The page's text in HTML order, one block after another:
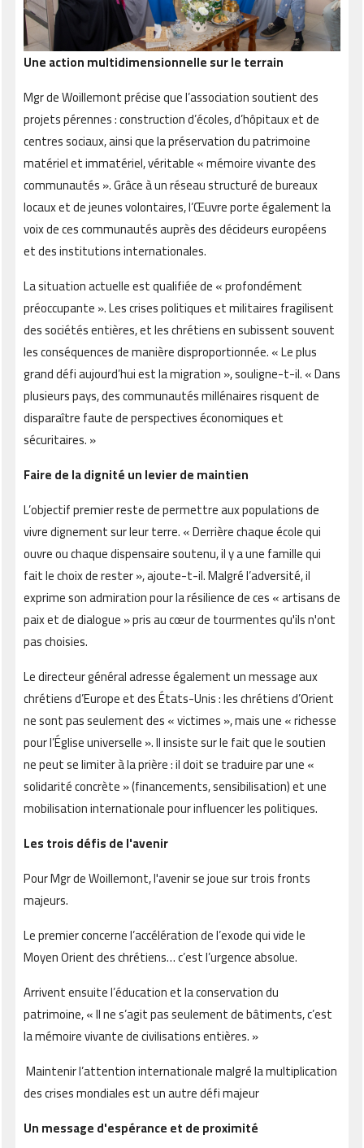
Une action multidimensionnelle sur le terrain
Mgr de Woillemont précise que l’association soutient des
projets pérennes : construction d’écoles, d’hôpitaux et de
centres sociaux, ainsi que la préservation du patrimoine
matériel et immatériel, véritable « mémoire vivante des
communautés ». Grâce à un réseau structuré de bureaux
locaux et de jeunes volontaires, l’Œuvre porte également la
voix de ces communautés auprès des décideurs européens
et des institutions internationales.
La situation actuelle est qualifiée de « profondément
préoccupante ». Les crises politiques et militaires fragilisent
des sociétés entières, et les chrétiens en subissent souvent
les conséquences de manière disproportionnée. « Le plus
grand défi aujourd’hui est la migration », souligne-t-il. « Dans
plusieurs pays, des communautés millénaires risquent de
disparaître faute de perspectives économiques et
sécuritaires. »
Faire de la dignité un levier de maintien
L’objectif premier reste de permettre aux populations de
vivre dignement sur leur terre. « Derrière chaque école qui
ouvre ou chaque dispensaire soutenu, il y a une famille qui
fait le choix de rester », ajoute-t-il. Malgré l’adversité, il
exprime son admiration pour la résilience de ces « artisans de
paix et de dialogue » pris au cœur de tourmentes qu'ils n'ont
pas choisies.
Le directeur général adresse également un message aux
chrétiens d’Europe et des États-Unis : les chrétiens d’Orient
ne sont pas seulement des « victimes », mais une « richesse
pour l’Église universelle ». Il insiste sur le fait que le soutien
ne peut se limiter à la prière : il doit se traduire par une «
solidarité concrète » (financements, sensibilisation) et une
mobilisation internationale pour influencer les politiques.
Les trois défis de l'avenir
Pour Mgr de Woillemont, l'avenir se joue sur trois fronts
majeurs.
Le premier concerne l’accélération de l’exode qui vide le
Moyen Orient des chrétiens… c’est l’urgence absolue.
Arrivent ensuite l’éducation et la conservation du
patrimoine, « Il ne s’agit pas seulement de bâtiments, c’est
la mémoire vivante de civilisations entières. »
Maintenir l’attention internationale malgré la multiplication
des crises mondiales est un autre défi majeur
Un message d'espérance et de proximité